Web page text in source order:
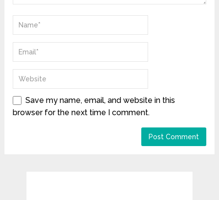
Save my name, email, and website in this
browser for the next time I comment.